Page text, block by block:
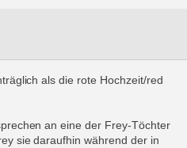
als die rote Hochzeit/red
an eine der Frey-Töchter
sie daraufhin während der in